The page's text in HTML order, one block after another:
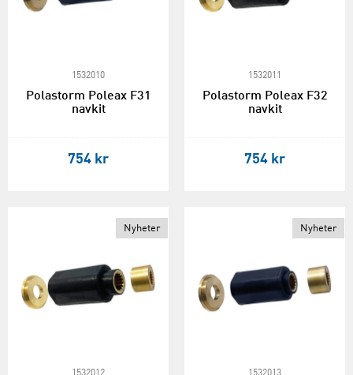
1532010
Polastorm Poleax F31
navkit
754 kr
1532011
Polastorm Poleax F32
navkit
754 kr
Nyheter Nyheter